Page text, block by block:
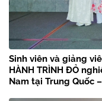
Sinh viên và giảng
HÀNH TRÌNH ĐỎ
Nam tại Trung Quốc